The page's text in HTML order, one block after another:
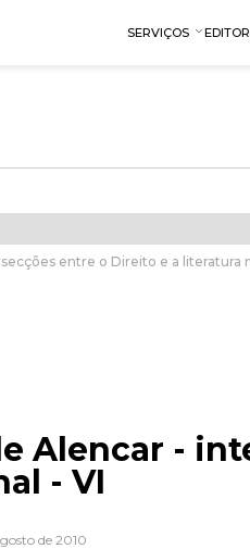
SERVIÇOS
entre o Direito e a literatura
Alencar -
- VI
de 2010